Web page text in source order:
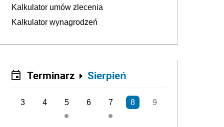
Kalkulator umów zlecenia
Kalkulator wynagrodzeń
Terminarz Sierpień
3 4 5 6 7 8 9